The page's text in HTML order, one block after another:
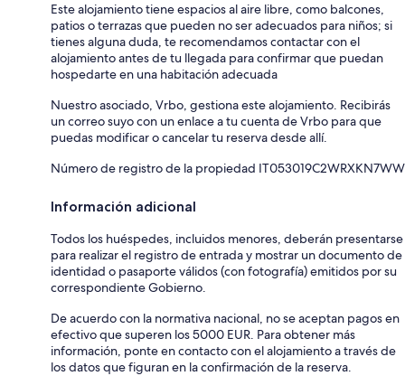
Este alojamiento tiene espacios al aire libre, como balcones,
patios o terrazas que pueden no ser adecuados para niños; si
tienes alguna duda, te recomendamos contactar con el
alojamiento antes de tu llegada para confirmar que puedan
hospedarte en una habitación adecuada
Nuestro asociado, Vrbo, gestiona este alojamiento. Recibirás
un correo suyo con un enlace a tu cuenta de Vrbo para que
puedas modificar o cancelar tu reserva desde allí.
Número de registro de la propiedad IT053019C2WRXKN7WW
Información adicional
Todos los huéspedes, incluidos menores, deberán presentarse
para realizar el registro de entrada y mostrar un documento de
identidad o pasaporte válidos (con fotografía) emitidos por su
correspondiente Gobierno.
De acuerdo con la normativa nacional, no se aceptan pagos en
efectivo que superen los 5000 EUR. Para obtener más
información, ponte en contacto con el alojamiento a través de
los datos que figuran en la confirmación de la reserva.